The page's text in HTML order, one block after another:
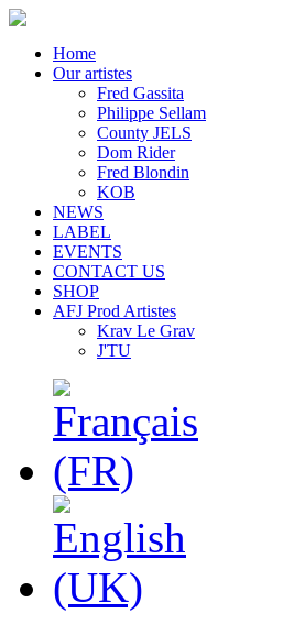
Home
Our artistes
Fred Gassita
Philippe Sellam
County JELS
Dom Rider
Fred Blondin
KOB
NEWS
LABEL
EVENTS
CONTACT US
SHOP
AFJ Prod Artistes
Krav Le Grav
J'TU